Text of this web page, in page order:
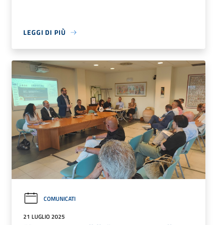
LEGGI DI PIÙ
COMUNICATI
21 LUGLIO 2025